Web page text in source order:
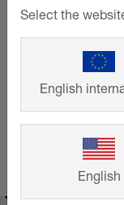
andra
till ditt eget
VISA MER
Select the
English
English